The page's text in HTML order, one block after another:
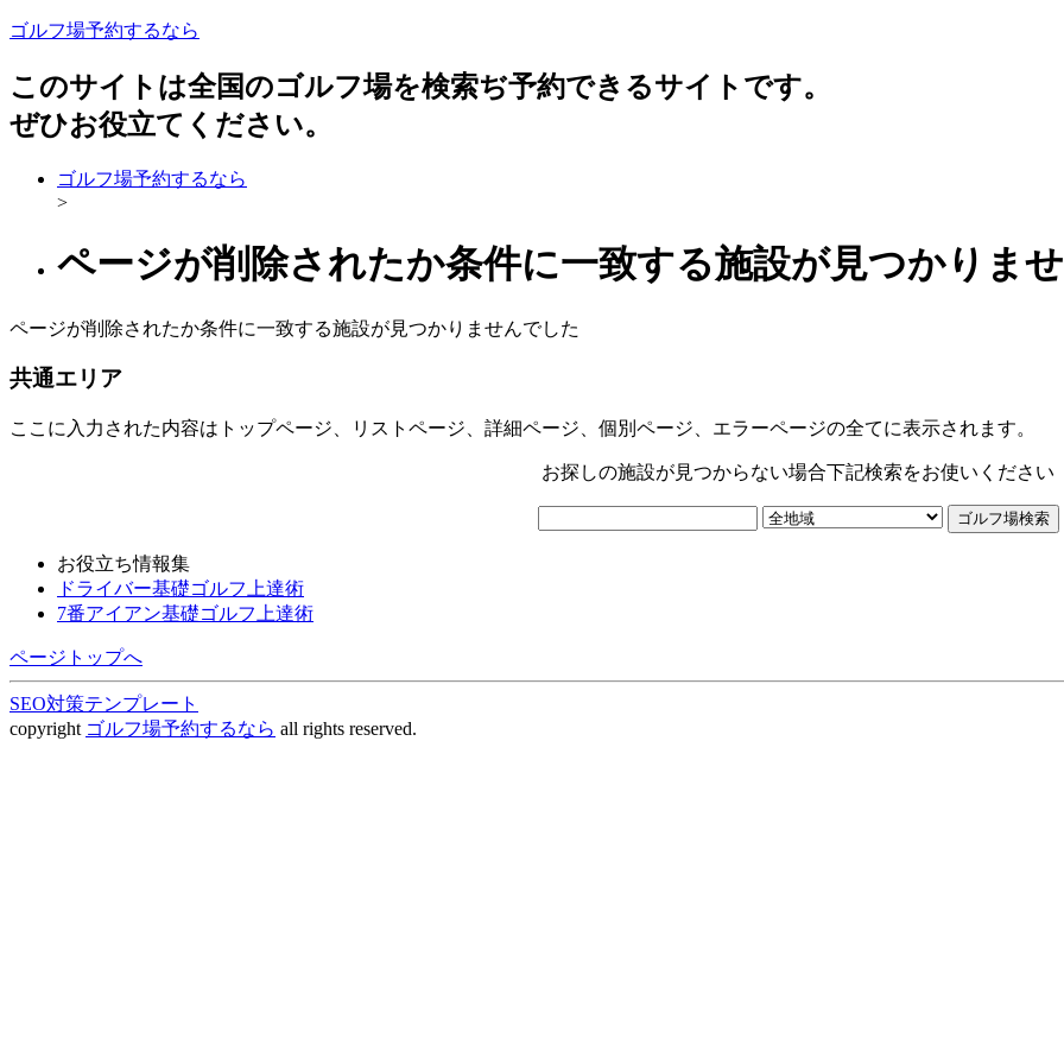
ゴルフ場予約するなら
このサイトは全国のゴルフ場を検索ぢ予約できるサイトです。
ぜひお役立てください。
ゴルフ場予約するなら
>
ページが削除されたか条件に一致する施設が見つかりま
ページが削除されたか条件に一致する施設が見つかりませんでした
共通エリア
ここに入力された内容はトップページ、リストページ、詳細ページ、個別ページ、エラーページの全てに表示されます。
お探しの施設が見つからない場合下記検索をお使いください
お役立ち情報集
ドライバー基礎ゴルフ上達術
7番アイアン基礎ゴルフ上達術
ページトップへ
SEO対策テンプレート
copyright ゴルフ場予約するなら all rights reserved.